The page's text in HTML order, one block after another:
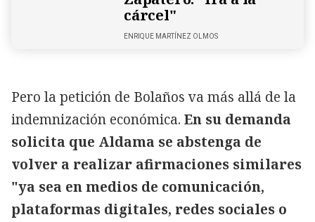
cárcel"
ENRIQUE MARTÍNEZ OLMOS
Pero la petición de Bolaños va más allá de la
indemnización económica. En su demanda
solicita que Aldama se abstenga de
volver a realizar afirmaciones similares
"ya sea en medios de comunicación,
plataformas digitales, redes sociales o